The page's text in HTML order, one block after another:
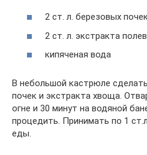
2 ст. л. березовых
2 ст. л. экстракта
кипяченая вода
В небольшой кастрюле
почек и экстракта хвоща.
огне и 30 минут на водяной
процедить. Принимать по 1
еды.